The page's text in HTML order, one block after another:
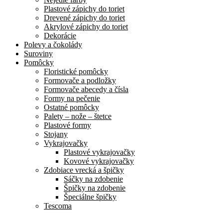
Plastové zápichy do toriet
Drevené zápichy do toriet
Akrylové zápichy do toriet
Dekorácie
Polevy a čokolády
Suroviny
Pomôcky
Floristické pomôcky
Formovače a podložky
Formovače abecedy a čísla
Formy na pečenie
Ostatné pomôcky
Palety – nože – štetce
Plastové formy
Stojany
Vykrajovačky
Plastové vykrajovačky
Kovové vykrajovačky
Zdobiace vrecká a špičky
Sáčky na zdobenie
Špičky na zdobenie
Špeciálne špičky
Tescoma